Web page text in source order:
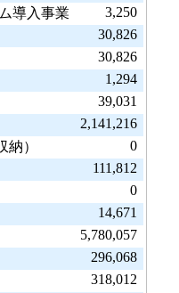
導入事業
3,250
30,826
30,826
1,294
39,031
2,141,216
）
0
111,812
0
14,671
5,780,057
296,068
318,012